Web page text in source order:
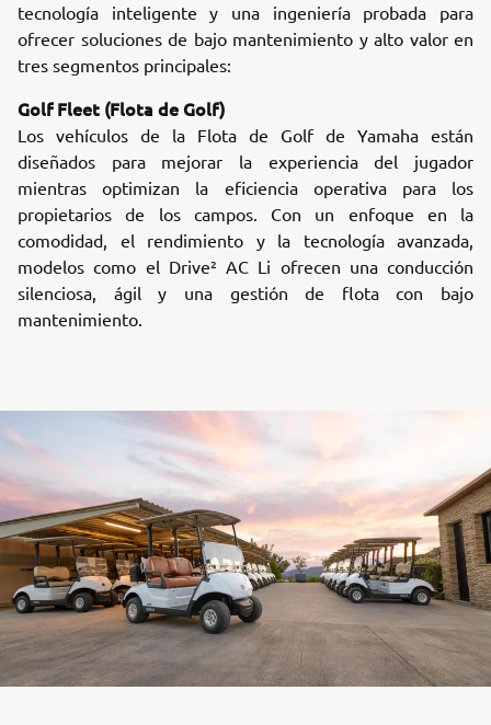
tecnología inteligente y una ingeniería probada para
ofrecer soluciones de bajo mantenimiento y alto valor en
tres segmentos principales:
Golf Fleet (Flota de Golf)
Los vehículos de la Flota de Golf de Yamaha están
diseñados para mejorar la experiencia del jugador
mientras optimizan la eficiencia operativa para los
propietarios de los campos. Con un enfoque en la
comodidad, el rendimiento y la tecnología avanzada,
modelos como el Drive² AC Li ofrecen una conducción
silenciosa, ágil y una gestión de flota con bajo
mantenimiento.